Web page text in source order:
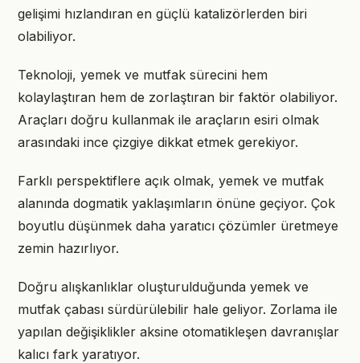
gelişimi hızlandıran en güçlü katalizörlerden biri
olabiliyor.
Teknoloji, yemek ve mutfak sürecini hem
kolaylaştıran hem de zorlaştıran bir faktör olabiliyor.
Araçları doğru kullanmak ile araçların esiri olmak
arasındaki ince çizgiye dikkat etmek gerekiyor.
Farklı perspektiflere açık olmak, yemek ve mutfak
alanında dogmatik yaklaşımların önüne geçiyor. Çok
boyutlu düşünmek daha yaratıcı çözümler üretmeye
zemin hazırlıyor.
Doğru alışkanlıklar oluşturulduğunda yemek ve
mutfak çabası sürdürülebilir hale geliyor. Zorlama ile
yapılan değişiklikler aksine otomatikleşen davranışlar
kalıcı fark yaratıyor.